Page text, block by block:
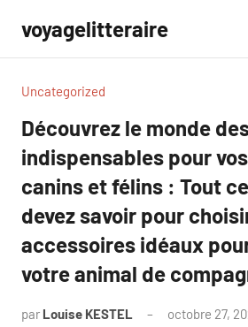
contenu
voyagelitteraire
Uncategorized
Découvrez le monde
indispensables pour
canins et félins : Tout
devez savoir pour
accessoires idéaux
votre animal de
par Louise KESTEL octobre 27,